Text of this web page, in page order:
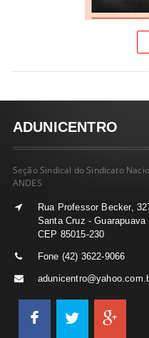
ADUNICENTRO
Seção Sindical do Sindicato
ANDES
Rua Professor Becker,
Santa Cruz - Guarapuava
CEP 85015-230
Fone (42) 3622-9066